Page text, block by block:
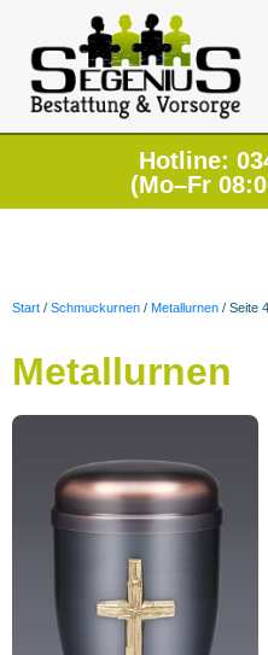
Hotline:
(Mo–Fr
Start / Schmuckurnen / Metallurnen / Seite 4
Metallurnen